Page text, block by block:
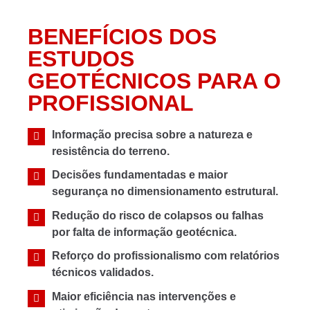
BENEFÍCIOS DOS
ESTUDOS
GEOTÉCNICOS PARA O
PROFISSIONAL
Informação precisa sobre a natureza e
resistência do terreno.
Decisões fundamentadas e maior
segurança no dimensionamento estrutural.
Redução do risco de colapsos ou falhas
por falta de informação geotécnica.
Reforço do profissionalismo com relatórios
técnicos validados.
Maior eficiência nas intervenções e